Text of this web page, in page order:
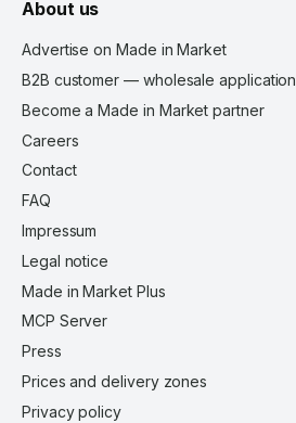
About us
Advertise on Made in Market
B2B customer — wholesale application
Become a Made in Market partner
Careers
Contact
FAQ
Impressum
Legal notice
Made in Market Plus
MCP Server
Press
Prices and delivery zones
Privacy policy